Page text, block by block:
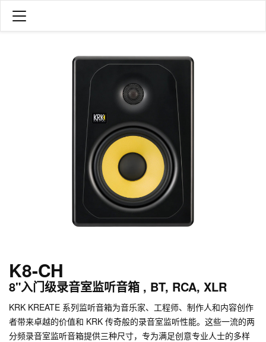
K8-CH
8"入门级录音室监听音箱 , BT, RCA, XLR
KRK KREATE 系列监听音箱为音乐家、工程师、制作人和内容创作
者带来卓越的价值和 KRK 传奇般的录音室监听性能。这些一流的两
分频录音室监听音箱提供三种尺寸，专为满足创意专业人士的多样